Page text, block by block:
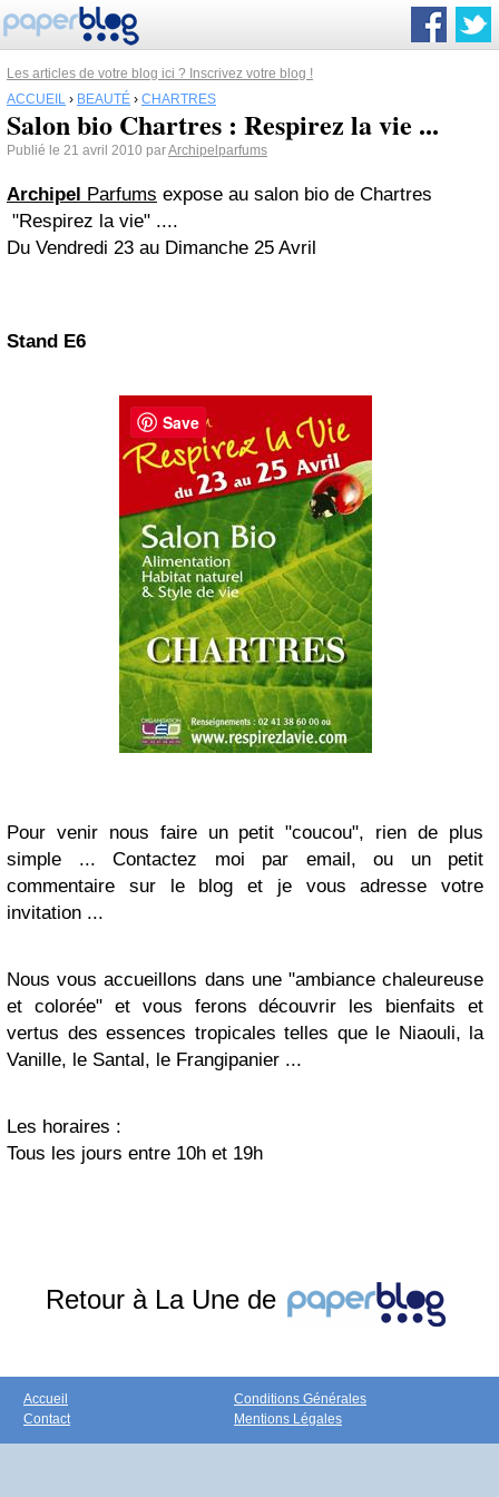
Les articles de votre blog ici ? Inscrivez votre blog !
ACCUEIL › BEAUTÉ › CHARTRES
Salon bio Chartres : Respirez la vie ...
Publié le 21 avril 2010 parArchipelparfums
Archipel Parfums expose au salon bio de Chartres
"Respirez la vie" ....
Du Vendredi 23 au Dimanche 25 Avril
Stand E6
Pour venir nous faire un petit "coucou", rien de plus
simple ... Contactez moi par email, ou un petit
commentaire sur le blog et je vous adresse votre
invitation ...
Nous vous accueillons dans une "ambiance chaleureuse
et colorée" et vous ferons découvrir les bienfaits et
vertus des essences tropicales telles que le Niaouli, la
Vanille, le Santal, le Frangipanier ...
Les horaires :
Tous les jours entre 10h et 19h
Retour à La Une de
Accueil
Contact
Conditions Générales
Mentions Légales
Save